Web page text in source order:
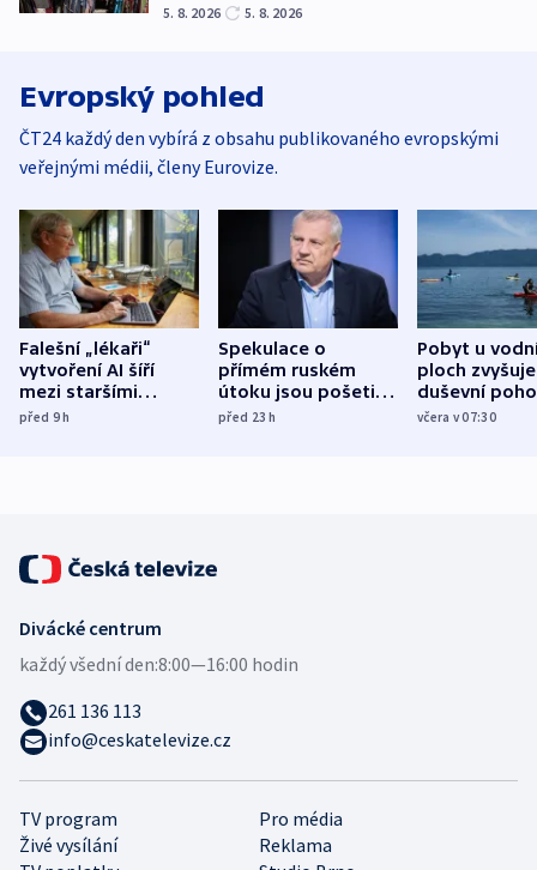
5. 8. 2026 5. 8. 2026
Evropský pohled
ČT24 každý den vybírá z obsahu publikovaného evropskými
veřejnými médii, členy Eurovize.
Falešní „lékaři“
vytvoření AI šíří
mezi staršími
Poláky nebezpečné
před 9h
Spekulace o
přímém ruském
útoku jsou pošetilé,
míní estonský
před 23h
Pobyt u
ploch zvyšuje
duševní
ukázala
včera v 07:30
TV program
Pro média
Živé vysílání
Reklama
Divácké centrum
každý všední den:8:00—16:00 hodin
261 136 113
info@ceskatelevize.cz